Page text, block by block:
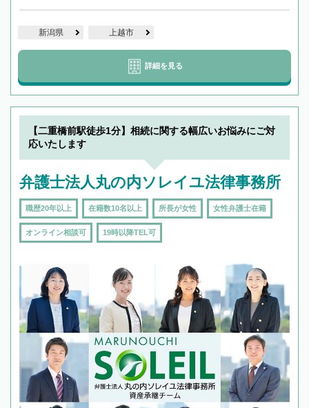
新潟県 上越市
詳細を見る
【二重橋前駅徒歩1分】相続に関する幅広いお悩みにご対
応いたします
弁護士法人丸の内ソレイユ法律事務所
職歴20年以上 在籍数10名以上 所長が女性 女性弁護士在籍
オンライン相談可 19時以降TEL可